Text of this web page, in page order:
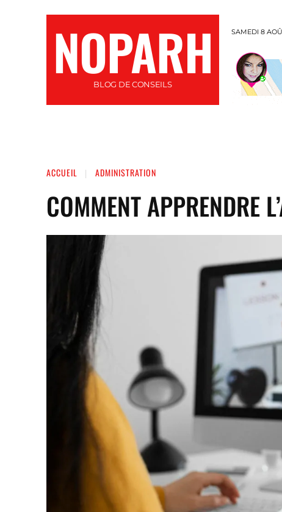
NOPARH
BLOG DE CONSEILS
SAMEDI 8
ACCUEIL ADMINISTRATION
COMMENT APPRENDRE